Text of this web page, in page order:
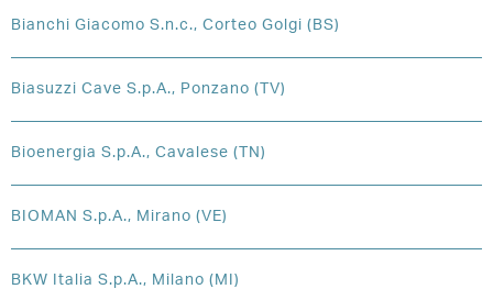
Bianchi Giacomo S.n.c., Corteo Golgi (BS)
Biasuzzi Cave S.p.A., Ponzano (TV)
Bioenergia S.p.A., Cavalese (TN)
BIOMAN S.p.A., Mirano (VE)
BKW Italia S.p.A., Milano (MI)